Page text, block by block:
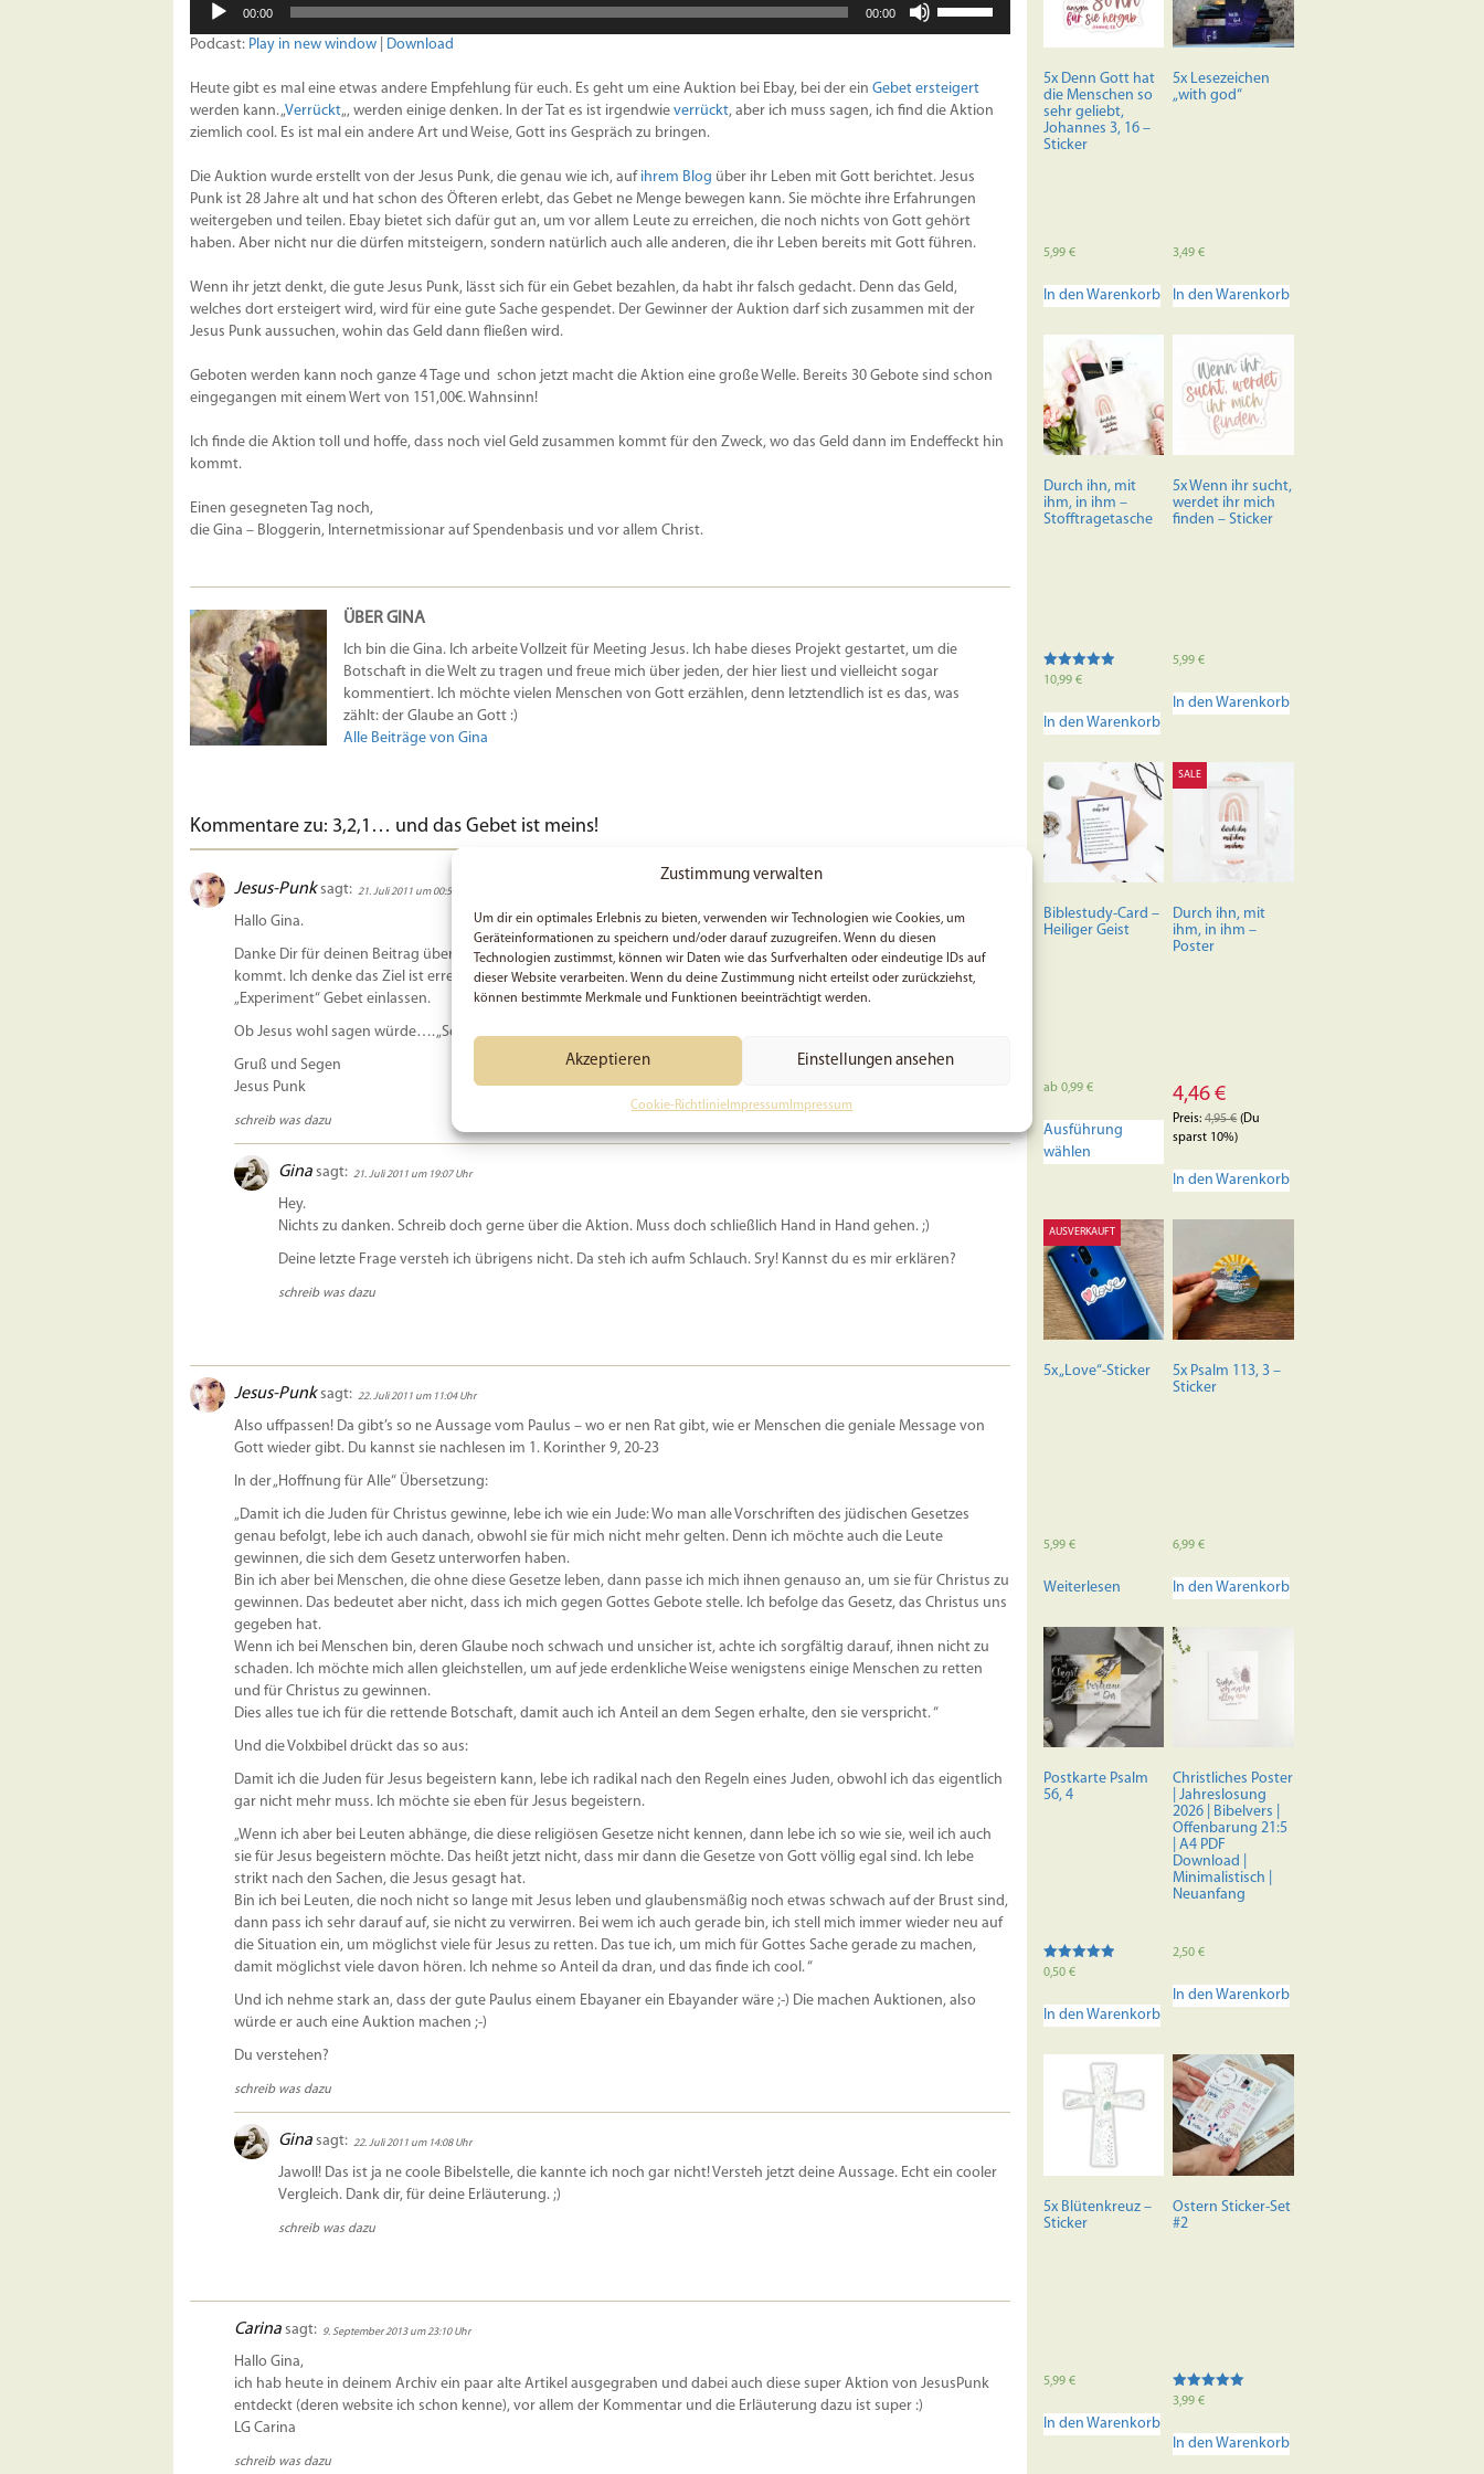
Zustimmung verwalten
Um dir ein optimales Erlebnis zu bieten, verwenden wir Technologien wie Cookies, um
Geräteinformationen zu speichern und/oder darauf zuzugreifen. Wenn du diesen
Technologien zustimmst, können wir Daten wie das Surfverhalten oder eindeutige IDs auf
dieser Website verarbeiten. Wenn du deine Zustimmung nicht erteilst oder zurückziehst,
können bestimmte Merkmale und Funktionen beeinträchtigt werden.
Akzeptieren Einstellungen ansehen
Cookie-Richtlinie Impressum Impressum
Player
00:00 00:00
Hoch/Runter
die
Lautstärke
Podcast: Play in new window Download
Heute gibt es mal eine etwas andere Empfehlung für euch. Es geht um eine Auktion bei Ebay, bei der ein Gebet ersteigert
werden kann. „Verrückt„, werden einige denken. In der Tat es ist irgendwie verrückt, aber ich muss sagen, ich find die Aktion
ziemlich cool. Es ist mal ein andere Art und Weise, Gott ins Gespräch zu bringen.
Die Auktion wurde erstellt von der Jesus Punk, die genau wie ich, auf ihrem Blog über ihr Leben mit Gott berichtet. Jesus
Punk ist 28 Jahre alt und hat schon des Öfteren erlebt, das Gebet ne Menge bewegen kann. Sie möchte ihre Erfahrungen
weitergeben und teilen. Ebay bietet sich dafür gut an, um vor allem Leute zu erreichen, die noch nichts von Gott gehört
haben. Aber nicht nur die dürfen mitsteigern, sondern natürlich auch alle anderen, die ihr Leben bereits mit Gott führen.
Wenn ihr jetzt denkt, die gute Jesus Punk, lässt sich für ein Gebet bezahlen, da habt ihr falsch gedacht. Denn das Geld,
welches dort ersteigert wird, wird für eine gute Sache gespendet. Der Gewinner der Auktion darf sich zusammen mit der
Jesus Punk aussuchen, wohin das Geld dann fließen wird.
Geboten werden kann noch ganze 4 Tage und schon jetzt macht die Aktion eine große Welle. Bereits 30 Gebote sind schon
eingegangen mit einem Wert von 151,00€. Wahnsinn!
Ich finde die Aktion toll und hoffe, dass noch viel Geld zusammen kommt für den Zweck, wo das Geld dann im Endeffeckt hin
kommt.
Einen gesegneten Tag noch,
die Gina – Bloggerin, Internetmissionar auf Spendenbasis und vor allem Christ.
ÜBER GINA
Ich bin die Gina. Ich arbeite Vollzeit für Meeting Jesus. Ich habe dieses Projekt gestartet, um die
Botschaft in die Welt zu tragen und freue mich über jeden, der hier liest und vielleicht sogar
kommentiert. Ich möchte vielen Menschen von Gott erzählen, denn letztendlich ist es das, was
zählt: der Glaube an Gott :)
Alle Beiträge von Gina
Kommentare zu: 3,2,1… und das Gebet ist meins!
Jesus-Punk sagt: 21. Juli 2011 um 00:55 Uhr
Hallo Gina.
Danke Dir für deinen Beitrag über die Ebayauktion. Bin mal gespannt was sich tut und was noch so an Feedback
kommt. Ich denke das Ziel ist erreicht, wenn einige Menschen darauf aufmerksam werden und sich auf das
„Experiment“ Gebet einlassen.
Ob Jesus wohl sagen würde…. „Sei dem Ebayjaner ein Ebayjaner“? ;-)
Gruß und Segen
Jesus Punk
schreib was dazu
Gina sagt: 21. Juli 2011 um 19:07 Uhr
Hey.
Nichts zu danken. Schreib doch gerne über die Aktion. Muss doch schließlich Hand in Hand gehen. ;)
Deine letzte Frage versteh ich übrigens nicht. Da steh ich aufm Schlauch. Sry! Kannst du es mir erklären?
schreib was dazu
Jesus-Punk sagt: 22. Juli 2011 um 11:04 Uhr
Also uffpassen! Da gibt’s so ne Aussage vom Paulus – wo er nen Rat gibt, wie er Menschen die geniale Message von
Gott wieder gibt. Du kannst sie nachlesen im 1. Korinther 9, 20-23
In der „Hoffnung für Alle“ Übersetzung:
„Damit ich die Juden für Christus gewinne, lebe ich wie ein Jude: Wo man alle Vorschriften des jüdischen Gesetzes
genau befolgt, lebe ich auch danach, obwohl sie für mich nicht mehr gelten. Denn ich möchte auch die Leute
gewinnen, die sich dem Gesetz unterworfen haben.
Bin ich aber bei Menschen, die ohne diese Gesetze leben, dann passe ich mich ihnen genauso an, um sie für Christus zu
gewinnen. Das bedeutet aber nicht, dass ich mich gegen Gottes Gebote stelle. Ich befolge das Gesetz, das Christus uns
gegeben hat.
Wenn ich bei Menschen bin, deren Glaube noch schwach und unsicher ist, achte ich sorgfältig darauf, ihnen nicht zu
schaden. Ich möchte mich allen gleichstellen, um auf jede erdenkliche Weise wenigstens einige Menschen zu retten
und für Christus zu gewinnen.
Dies alles tue ich für die rettende Botschaft, damit auch ich Anteil an dem Segen erhalte, den sie verspricht. “
Und die Volxbibel drückt das so aus:
Damit ich die Juden für Jesus begeistern kann, lebe ich radikal nach den Regeln eines Juden, obwohl ich das eigentlich
gar nicht mehr muss. Ich möchte sie eben für Jesus begeistern.
„Wenn ich aber bei Leuten abhänge, die diese religiösen Gesetze nicht kennen, dann lebe ich so wie sie, weil ich auch
sie für Jesus begeistern möchte. Das heißt jetzt nicht, dass mir dann die Gesetze von Gott völlig egal sind. Ich lebe
strikt nach den Sachen, die Jesus gesagt hat.
Bin ich bei Leuten, die noch nicht so lange mit Jesus leben und glaubensmäßig noch etwas schwach auf der Brust sind,
dann pass ich sehr darauf auf, sie nicht zu verwirren. Bei wem ich auch gerade bin, ich stell mich immer wieder neu auf
die Situation ein, um möglichst viele für Jesus zu retten. Das tue ich, um mich für Gottes Sache gerade zu machen,
damit möglichst viele davon hören. Ich nehme so Anteil da dran, und das finde ich cool. “
Und ich nehme stark an, dass der gute Paulus einem Ebayaner ein Ebayander wäre ;-) Die machen Auktionen, also
würde er auch eine Auktion machen ;-)
Du verstehen?
schreib was dazu
Gina sagt: 22. Juli 2011 um 14:08 Uhr
Jawoll! Das ist ja ne coole Bibelstelle, die kannte ich noch gar nicht! Versteh jetzt deine Aussage. Echt ein cooler
Vergleich. Dank dir, für deine Erläuterung. ;)
schreib was dazu
Carina sagt: 9. September 2013 um 23:10 Uhr
Hallo Gina,
ich hab heute in deinem Archiv ein paar alte Artikel ausgegraben und dabei auch diese super Aktion von JesusPunk
entdeckt (deren website ich schon kenne), vor allem der Kommentar und die Erläuterung dazu ist super :)
LG Carina
schreib was dazu
5x Denn Gott hat
die Menschen so
sehr geliebt,
Johannes 3, 16 –
Sticker
5,99 €
In den Warenkorb
5x Lesezeichen
„with god“
3,49€
In den Warenkorb
Durch ihn, mit
ihm, in ihm –
Stofftragetasche
Bewertet mit
10,99 €
In den Warenkorb
5x Wenn ihr sucht,
werdet ihr mich
finden – Sticker
5,99€
In den Warenkorb
Biblestudy-Card –
Heiliger Geist
ab 0,99 €
Ausführung
wählen
Dieses
Produkt
mehrere
auf.
Die
Optionen
können
auf
der
gewählt
SALE
Durch ihn, mit
ihm, in ihm –
Poster
4,46€
Preis:4,95€(Du
sparst 10%)
In den Warenkorb
AUSVERKAUFT
5x „Love“-Sticker
5,99 €
Weiterlesen
5x Psalm 113, 3 –
Sticker
6,99€
In den Warenkorb
Postkarte Psalm
56, 4
Bewertet mit
0,50 €
In den Warenkorb
Christliches Poster
| Jahreslosung
2026 | Bibelvers |
Offenbarung 21:5
| A4 PDF
Download |
Minimalistisch |
Neuanfang
2,50€
In den Warenkorb
5x Blütenkreuz –
Sticker
5,99 €
In den Warenkorb
Ostern Sticker-Set
#2
Bewertet mit
3,99€
In den Warenkorb